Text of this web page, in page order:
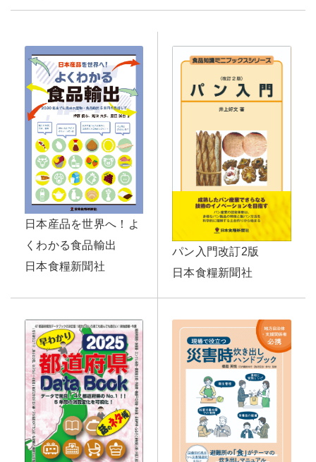
日本産品を世界へ！よ
くわかる食品輸出
日本食糧新聞社
パン入門改訂2版
日本食糧新聞社